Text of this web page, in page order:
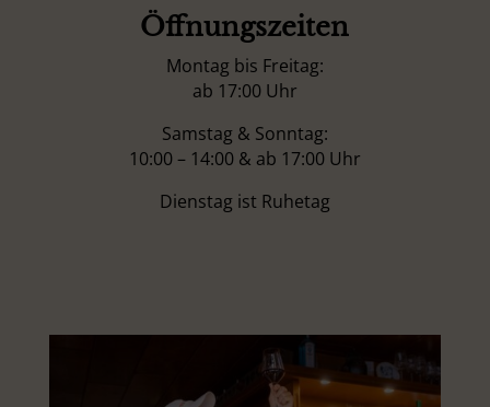
Öffnungszeiten
Montag bis Freitag:
ab 17:00 Uhr
Samstag & Sonntag:
10:00 – 14:00 & ab 17:00 Uhr
Dienstag ist Ruhetag